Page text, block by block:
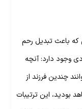
که باعث تبدیل رحم
وجود دارد: آنچه
چندین فرزند از
بودید، این ترتیبات